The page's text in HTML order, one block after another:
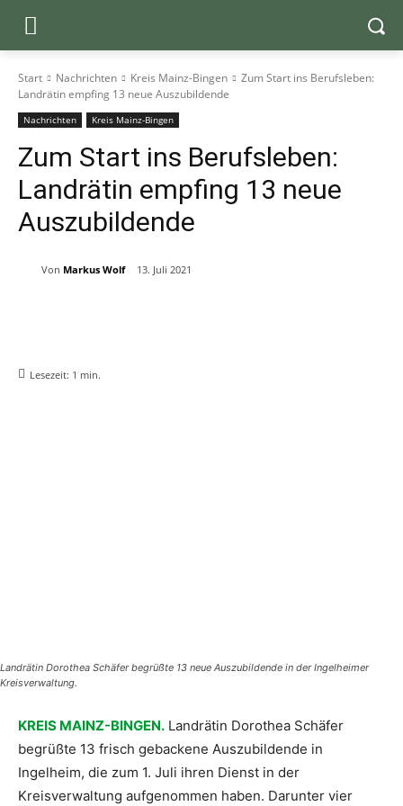
Start Nachrichten Kreis Mainz-Bingen
Zum Start ins Berufsleben:
Landrätin empfing 13 neue Auszubildende
Nachrichten Kreis Mainz-Bingen
Zum Start ins Berufsleben:
Landrätin empfing 13 neue
Auszubildende
Von Markus Wolf 13. Juli 2021
Lesezeit: 1 min.
Landrätin Dorothea Schäfer begrüßte 13 neue Auszubildende in der Ingelheimer
Kreisverwaltung.
KREIS MAINZ-BINGEN. Landrätin Dorothea Schäfer
begrüßte 13 frisch gebackene Auszubildende in
Ingelheim, die zum 1. Juli ihren Dienst in der
Kreisverwaltung aufgenommen haben. Darunter vier